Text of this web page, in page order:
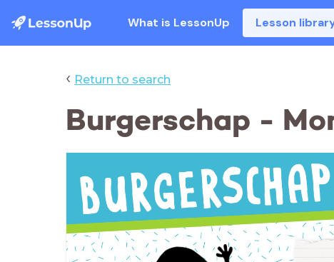
What is LessonUp Lesson
‹ Return to search
Burgerschap -